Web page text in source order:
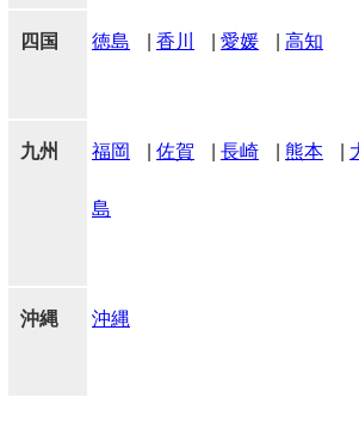
四国 徳島 香川 愛媛 高知
九州 福岡 佐賀 長崎 熊本
島
沖縄 沖縄